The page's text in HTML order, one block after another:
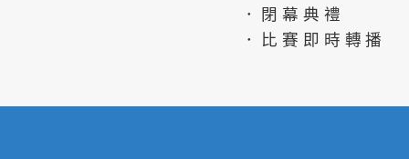
．閉幕典禮
．比賽即時轉播